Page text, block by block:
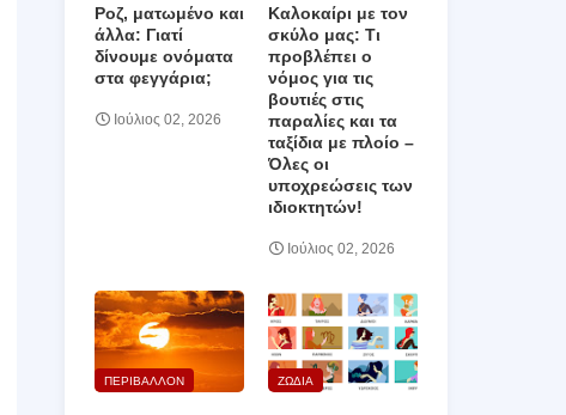
Ροζ, ματωμένο και
άλλα: Γιατί
δίνουμε ονόματα
στα φεγγάρια;
Ιούλιος 02, 2026
Καλοκαίρι με τον
σκύλο μας: Τι
προβλέπει ο
νόμος για τις
βουτιές στις
παραλίες και τα
ταξίδια με πλοίο –
Όλες οι
υποχρεώσεις των
ιδιοκτητών!
Ιούλιος 02, 2026
ΠΕΡΙΒΑΛΛΟΝ ΖΩΔΙΑ